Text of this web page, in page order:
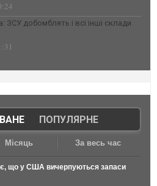
ЗСУ добомблять і всі інші склади
| ПОПУЛЯРНЕ
Місяць За весь час
що у США вичерпуються запаси